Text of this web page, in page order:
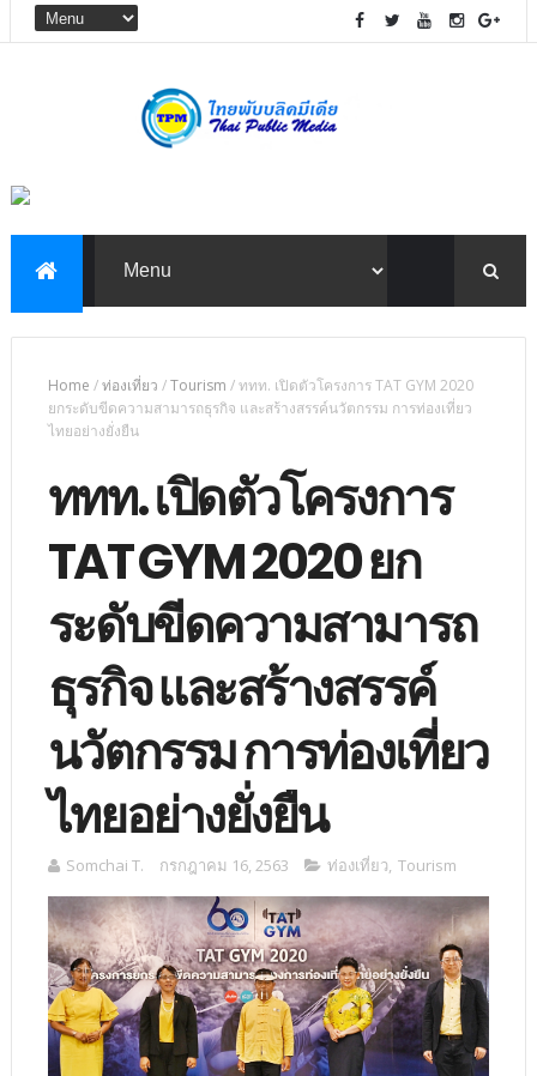
Home /ท่องเที่ยว /Tourism /ททท. เปิดตัวโครงการ TAT GYM 2020
ยกระดับขีดความสามารถธุรกิจ และสร้างสรรค์นวัตกรรม การท่องเที่ยว
ไทยอย่างยั่งยืน
ททท. เปิดตัวโครงการ
TAT GYM 2020 ยก
ระดับขีดความสามารถ
ธุรกิจ และสร้างสรรค์
นวัตกรรม การท่องเที่ยว
ไทยอย่างยั่งยืน
Somchai T. กรกฎาคม 16, 2563 ท่องเที่ยว, Tourism